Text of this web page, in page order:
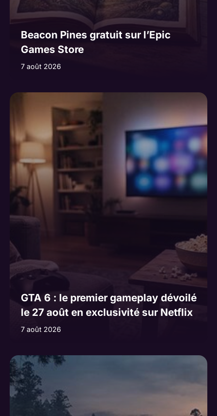
Beacon Pines gratuit sur l’Epic
Games Store
7 août 2026
GTA 6 : le premier gameplay dévoilé
le 27 août en exclusivité sur Netflix
7 août 2026